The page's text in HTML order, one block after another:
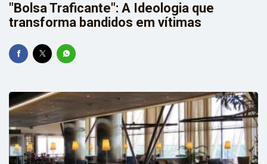
"Bolsa Traficante": A Ideologia que
transforma bandidos em vítimas